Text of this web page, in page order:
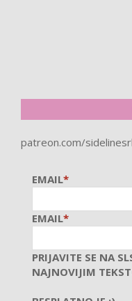
patreon.com/
EMAIL*
EMAIL*
PRIJAVITE SE NA
NAJNOVIJIM